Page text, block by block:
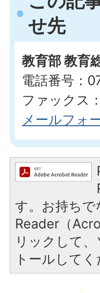
せ先
教育部 教育
電話番号：
ファックス
メールフォ
す。お持ち
Reader（
リックして
トールしてく